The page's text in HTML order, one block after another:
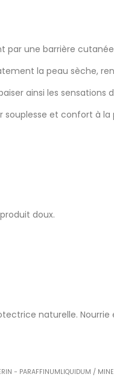
par une barrière
la peau sèche,
apaiser ainsi les
et redonner
doux.
naturelle.
− PARAFFINUMLIQUIDUM /